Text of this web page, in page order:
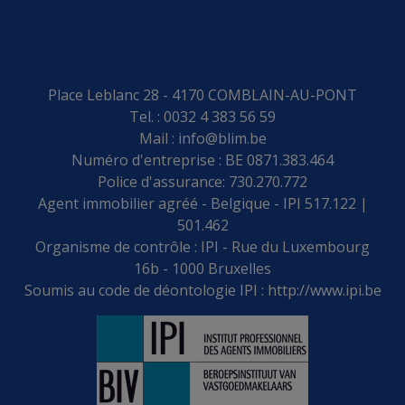
Place Leblanc 28 - 4170 COMBLAIN-AU-PONT
Tel. : 0032 4 383 56 59
Mail : info@blim.be
Numéro d'entreprise : BE 0871.383.464
Police d'assurance: 730.270.772
Agent immobilier agréé - Belgique - IPI 517.122 |
501.462
Organisme de contrôle : IPI - Rue du Luxembourg
16b - 1000 Bruxelles
Soumis au code de déontologie IPI : http://www.ipi.be